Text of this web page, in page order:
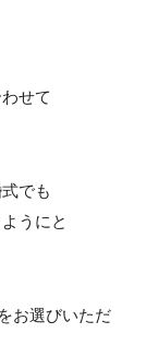
19:00
せて
でも
ようにと
お選びいただ